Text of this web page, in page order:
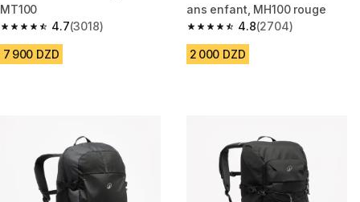
MT100
4.7
4.7 out of 5 stars from 3018 reviews
(3018)
7 900 DZD
ans enfant, MH100 rouge
4.8
4.8 out of 5 stars from 2704
(2704)
2 000 DZD